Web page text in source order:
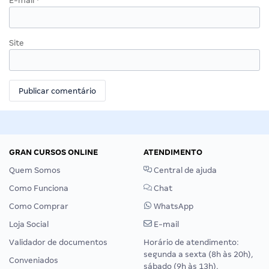
Site
GRAN CURSOS ONLINE
Quem Somos
Como Funciona
Como Comprar
Loja Social
Validador de documentos
Conveniados
ATENDIMENTO
Central de ajuda
Chat
WhatsApp
E-mail
Horário de atendimento:
segunda a sexta (8h às 20h),
sábado (9h às 13h).